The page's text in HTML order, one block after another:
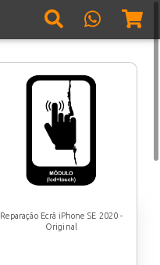
Reparação Ecrã iPhone SE 2020 -
Original